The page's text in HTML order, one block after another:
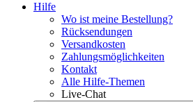
Hilfe
Wo ist meine Bestellung?
Rücksendungen
Versandkosten
Zahlungsmöglichkeiten
Kontakt
Alle Hilfe-Themen
Live-Chat